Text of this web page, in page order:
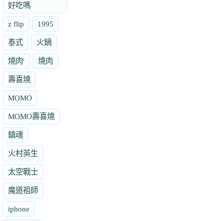
好吃嗎
z flip 1995
泰式 火鍋
燒肉' 燒肉
壽喜燒
MOMO
MOMO壽喜燒
鎮魂
火村英生
太空戰士
魔道祖師
iphone